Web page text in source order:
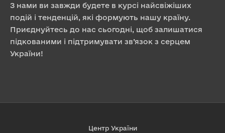
З нами ви завжди будете в курсі найсвіжіших
подій і тенденцій, які формують нашу країну.
Приєднуйтесь до нас сьогодні, щоб залишатися
підкованими і підтримувати зв’язок з серцем
України!
Центр України